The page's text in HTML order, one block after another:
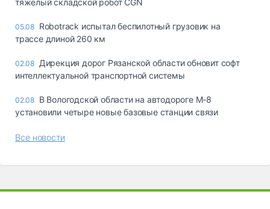
тяжелый складской робот CGN
05.08 Robotrack испытал беспилотный грузовик на
трассе длиной 260 км
02.08 Дирекция дорог Рязанской области обновит софт
интеллектуальной транспортной системы
02.08 В Вологодской области на автодороге М-8
установили четыре новые базовые станции связи
Все новости